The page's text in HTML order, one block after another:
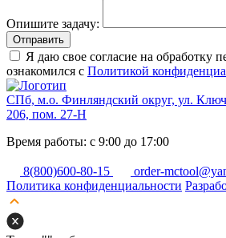
Опишите задачу:
Отправить
Я даю свое согласие на обработку
ознакомился с Политикой
СПб, м.о. Финляндский округ, ул.
206, пом. 27-Н
Время работы: с 9:00 до 17:00
8(800)600-80-15
order-
Политика конфиденциальности